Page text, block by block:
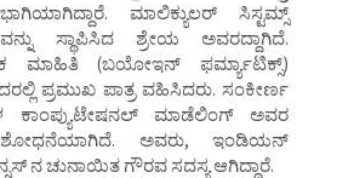
ಮಾಲಿಕ್ಯುಲರ್ ಸಿಸ್ಟಮ್ಸ್
ಸ್ಥಾಪಿಸಿದ ಶ್ರೇಯ ಅವರದ್ದಾಗಿದೆ.
ಮಾಹಿತಿ (ಬಯೋಇನ್ ಫರ್ಮ್ಯಾಟಿಕ್ಸ್)
ಪ್ರಮುಖ ಪಾತ್ರ ವಹಿಸಿದರು. ಸಂಕೀರ್ಣ
ಕಾಂಪ್ಯುಟೇಷನಲ್ ಮಾಡೆಲಿಂಗ್ ಅವರ
ಅವರು, ಇಂಡಿಯನ್
ನ ಚುನಾಯಿತ ಗೌರವ ಸದಸ್ಯ ಆಗಿದ್ದಾರೆ.